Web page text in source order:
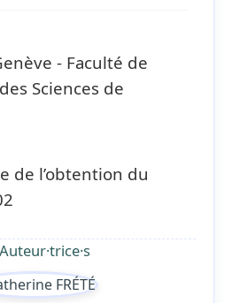
- Faculté de
Sciences de
de l’obtention du